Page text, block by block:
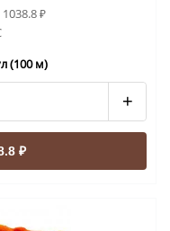
1038.8₽
(100 м)
+
₽